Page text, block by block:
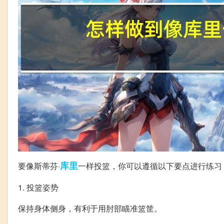
要像斯蒂芬·库里一样投篮，你可以遵循以下要点进行练习
1. 投篮姿势
保持身体侧身，有利于用肘部瞄准篮筐。